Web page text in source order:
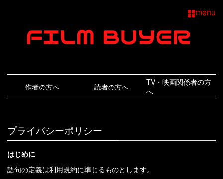
menu
作者の方へ 読者の方へ
TV・映画関係者の方
へ
プライバシーポリシー
はじめに
語句の定義は利用規約に準じるものとします。